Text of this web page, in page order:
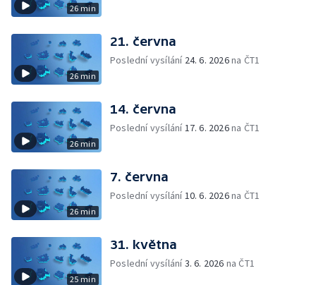
26 min
26 min
21. června
Poslední vysílání 24. 6. 2026na ČT1
26 min
14. června
Poslední vysílání17. 6. 2026na ČT1
26 min
7. června
Poslední vysílání10. 6. 2026na ČT1
25 min
31. května
Poslední vysílání3. 6. 2026 na ČT1